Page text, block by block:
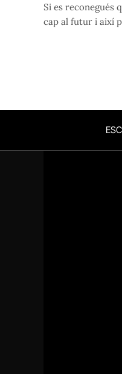
Si es reconegués
cap al futur i així